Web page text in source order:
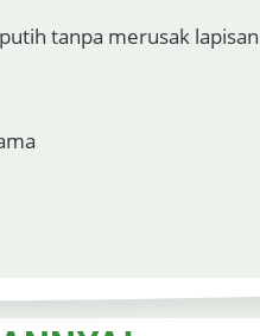
tanpa merusak